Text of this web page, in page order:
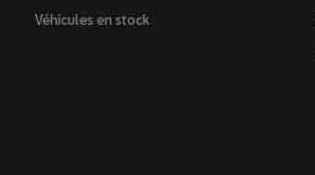
Véhicules en stock